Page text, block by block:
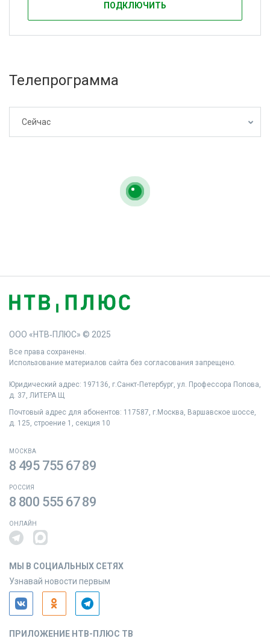
ПОДКЛЮЧИТЬ
Телепрограмма
Сейчас
ООО «НТВ‑ПЛЮС» © 2025
Все права сохранены.
Использование материалов сайта без согласования запрещено.
Юридический адрес: 197136, г.Санкт‑Петербург, ул. Профессора Попова,
д. 37, ЛИТЕРА Щ
Почтовый адрес для абонентов: 117587, г.Москва, Варшавское шоссе,
д. 125, строение 1, секция 10
МОСКВА
8 495 755 67 89
РОССИЯ
8 800 555 67 89
ОНЛАЙН
МЫ В СОЦИАЛЬНЫХ СЕТЯХ
Узнавай новости первым
ПРИЛОЖЕНИЕ НТВ-ПЛЮС ТВ